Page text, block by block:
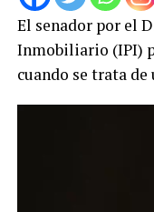
El senador por el
Inmobiliario (IPI)
cuando se trata